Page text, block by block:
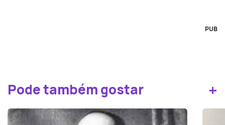
PUB
Pode também gostar +